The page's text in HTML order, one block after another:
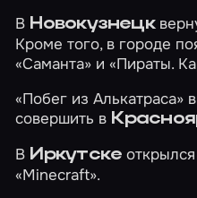
В Новокузнецк
Кроме того, в городе
«Саманта» и«Пираты.
«Побег из Алькатраса»
совершить в
В Иркутске
«Minecraft».